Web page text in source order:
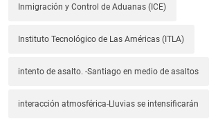
Inmigración y Control de Aduanas (ICE)
Instituto Tecnológico de Las Américas (ITLA)
intento de asalto. -Santiago en medio de asaltos
interacción atmosférica-Lluvias se intensificarán